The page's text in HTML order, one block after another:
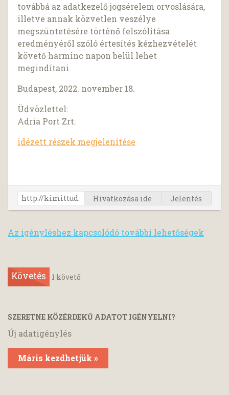
továbbá az adatkezelő jogsérelem orvoslására,
illetve annak közvetlen veszélye
megszüntetésére történő felszólítása
eredményéről szóló értesítés kézhezvételét
követő harminc napon belül lehet
megindítani.
Budapest, 2022. november 18.
Üdvözlettel:
Adria Port Zrt.
idézett részek megjelenítése
Hivatkozása ide Jelentés
Az igényléshez kapcsolódó további lehetőségek
Követés 1 követő
SZERETNE KÖZÉRDEKŰ ADATOT IGÉNYELNI?
Új adatigénylés
Máris kezdhetjük »